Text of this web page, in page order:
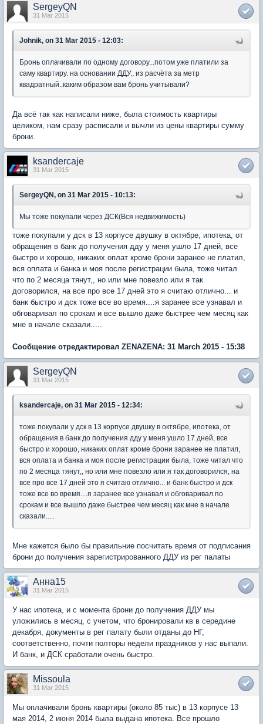
SergeyQN
31 Mar 2015
Johnik, on 31 Mar 2015 - 12:03:
Бронь оплачивали по одному договору...потом уже платили за
саму квартиру. на основании ДДУ., из расчёта за метр
квадратный..каким образом вам бронь учитывали?
Да всё так как написали ниже, была стоимость квартиры
целиком, нам сразу расписали и вычли из цены квартиры сумму
брони.
ksandercaje
31 Mar 2015
SergeyQN, on 31 Mar 2015 - 10:13:
Мы тоже покупали через ДСК(Вся недвижимость)
тоже покупали у дск в 13 корпусе двушку в октябре, ипотека, от
обращения в банк до получения дду у меня ушло 17 дней, все
быстро и хорошо, никаких оплат кроме брони заранее не платил,
вся оплата и банка и моя после регистрации была, тоже читал
что по 2 месяца тянут,, но или мне повезло или я так
договорился, на все про все 17 дней это я считаю отлично... и
банк быстро и дск тоже все во время....я заранее все узнавал и
обговаривал по срокам и все вышло даже быстрее чем месяц как
мне в начале сказали.....
Сообщение отредактировал ZENAZENA: 31 March 2015 - 15:38
SergeyQN
31 Mar 2015
ksandercaje, on 31 Mar 2015 - 12:34:
тоже покупали у дск в 13 корпусе двушку в октябре, ипотека, от
обращения в банк до получения дду у меня ушло 17 дней, все
быстро и хорошо, никаких оплат кроме брони заранее не платил,
вся оплата и банка и моя после регистрации была, тоже читал что
по 2 месяца тянут,, но или мне повезло или я так договорился, на
все про все 17 дней это я считаю отлично... и банк быстро и дск
тоже все во время....я заранее все узнавал и обговаривал по
срокам и все вышло даже быстрее чем месяц как мне в начале
сказали.....
Мне кажется было бы правильние посчитать время от подписания
брони до получения зарегистрированного ДДУ из рег палаты
Анна15
31 Mar 2015
У нас ипотека, и с момента брони до получения ДДУ мы
уложились в месяц, с учетом, что бронировали кв в середине
декабря, документы в рег палату были отданы до НГ,
соответственно, почти полторы недели праздников у нас выпали.
И банк, и ДСК сработали очень быстро.
Missoula
31 Mar 2015
Мы оплачивали бронь квартиры (около 85 тыс) в 13 корпусе 13
мая 2014, 2 июня 2014 была выдана ипотека. Все прошло